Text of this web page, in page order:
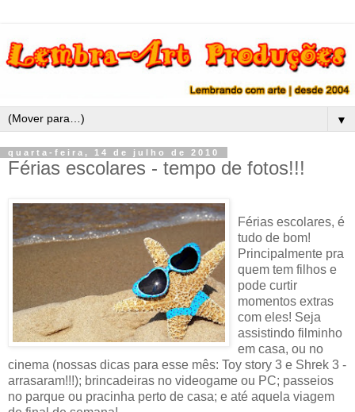
▼
quarta-feira, 14 de julho de 2010
Férias escolares - tempo de fotos!!!
Férias escolares, é
tudo de bom!
Principalmente pra
quem tem filhos e
pode curtir
momentos extras
com eles! Seja
assistindo filminho
em casa, ou no
cinema (nossas dicas para esse mês: Toy story 3 e Shrek 3 -
arrasaram!!!); brincadeiras no videogame ou PC; passeios
no parque ou pracinha perto de casa; e até aquela viagem